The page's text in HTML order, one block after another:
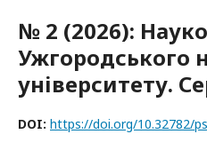
№ 2 (2026):
Ужгородського
університету.
DOI: https://doi.org/10.32782/